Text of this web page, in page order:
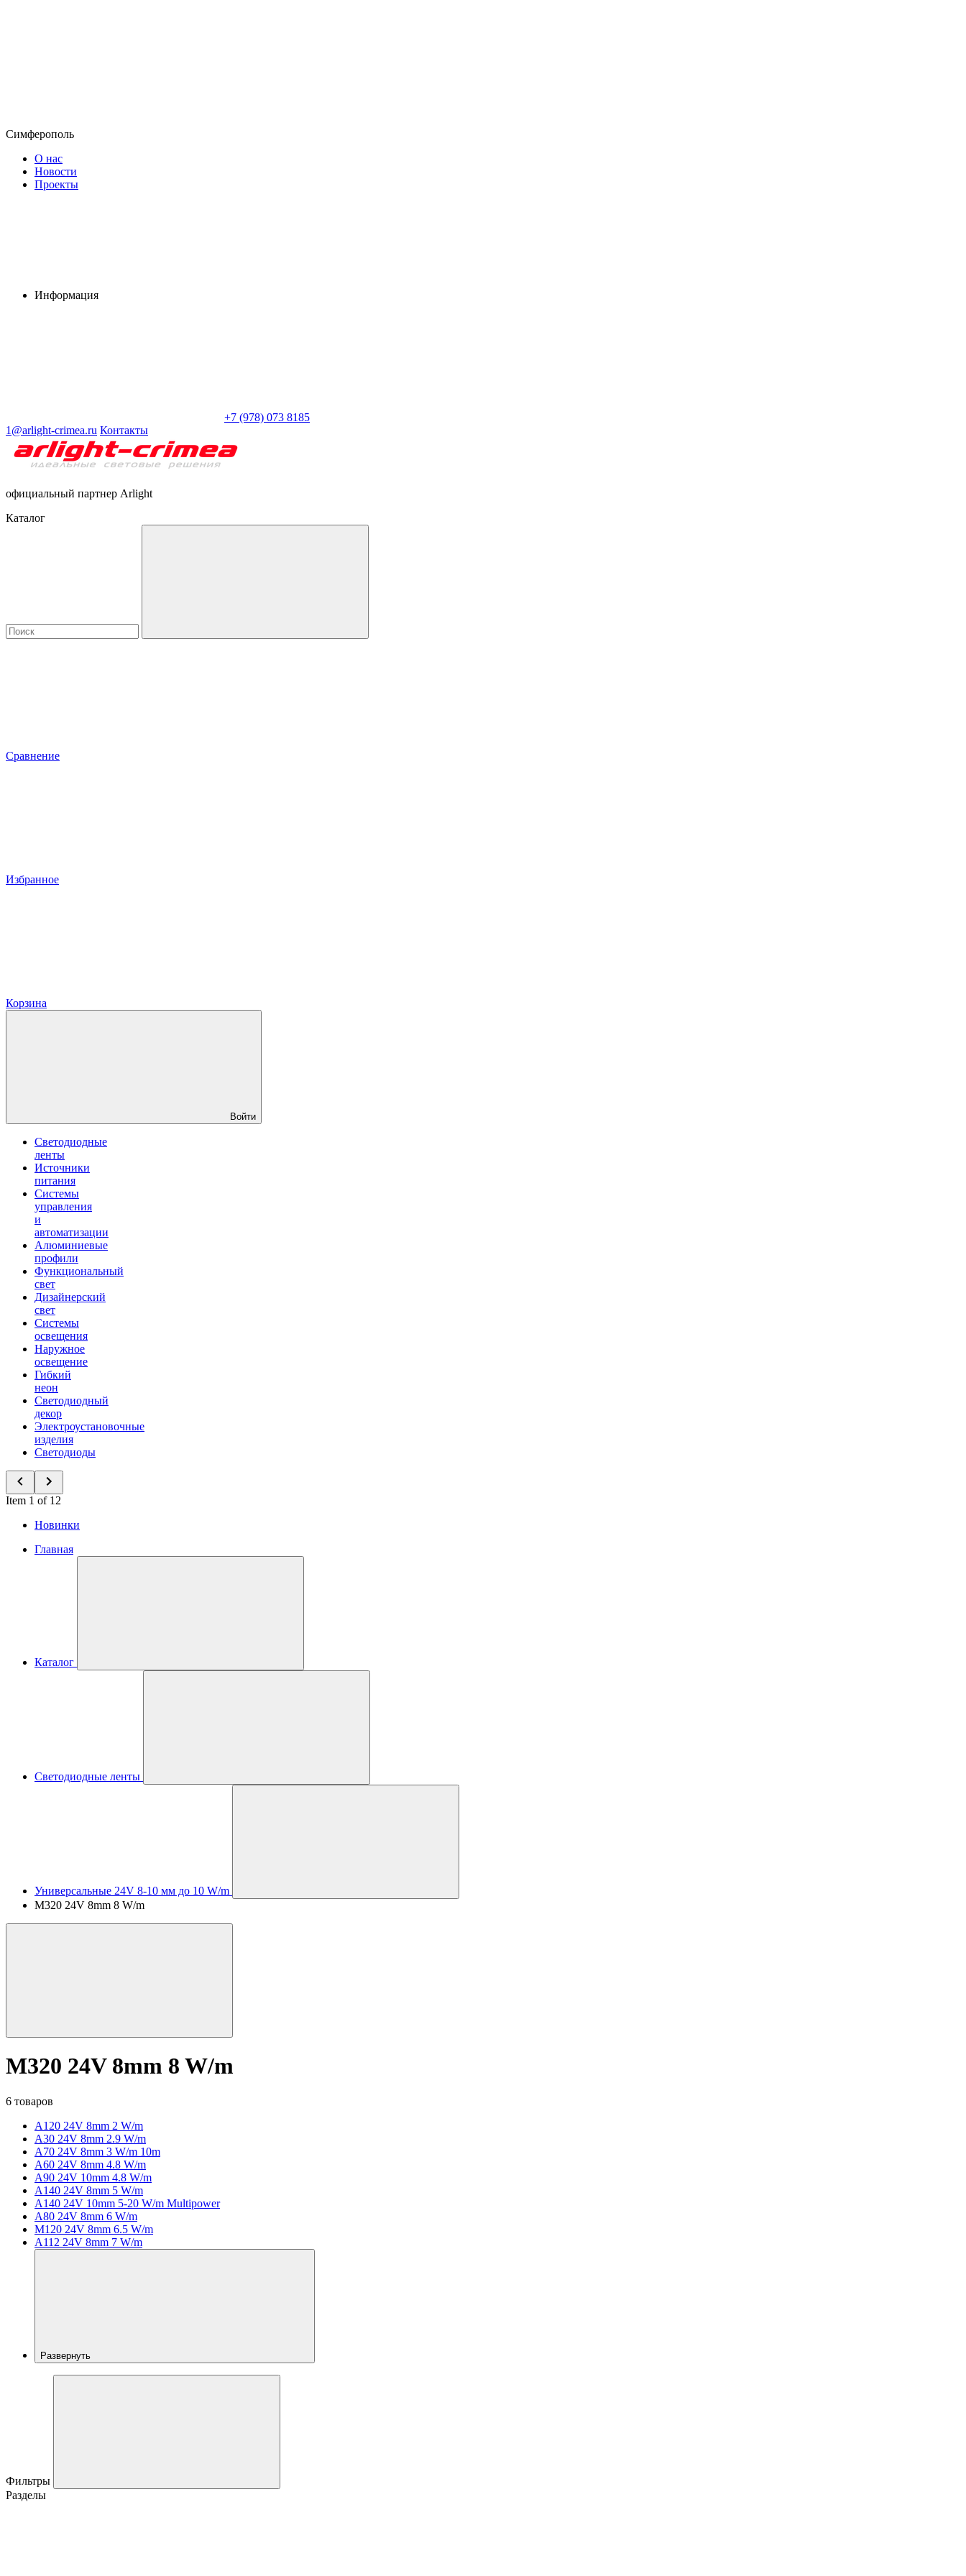
Симферополь
О нас
Новости
Проекты
Информация
+7 (978) 073 8185
1@arlight-crimea.ru Контакты
официальный партнер Arlight
Каталог
Сравнение
Избранное
Корзина
Войти
Светодиодные
ленты
Источники
питания
Системы
управления
и
автоматизации
Алюминиевые
профили
Функциональный
свет
Дизайнерский
свет
Системы
освещения
Наружное
освещение
Гибкий
неон
Светодиодный
декор
Электроустановочные
изделия
Светодиоды
Item 1 of 12
Новинки
Главная
Каталог
Светодиодные ленты
Универсальные 24V 8-10 мм до 10 W/m
M320 24V 8mm 8 W/m
M320 24V 8mm 8 W/m
6 товаров
A120 24V 8mm 2 W/m
A30 24V 8mm 2.9 W/m
A70 24V 8mm 3 W/m 10m
A60 24V 8mm 4.8 W/m
A90 24V 10mm 4.8 W/m
A140 24V 8mm 5 W/m
A140 24V 10mm 5-20 W/m Multipower
A80 24V 8mm 6 W/m
M120 24V 8mm 6.5 W/m
A112 24V 8mm 7 W/m
Развернуть
Фильтры
Разделы